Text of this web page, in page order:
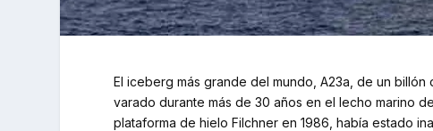
El iceberg más grande del mundo, A23a, de un
varado durante más de 30 años en el lecho marino
plataforma de hielo Filchner en 1986, había estado